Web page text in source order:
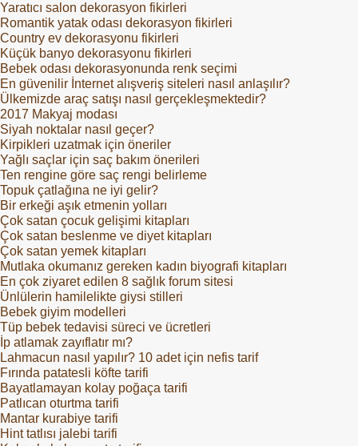
Yaratıcı salon dekorasyon fikirleri
Romantik yatak odası dekorasyon fikirleri
Country ev dekorasyonu fikirleri
Küçük banyo dekorasyonu fikirleri
Bebek odası dekorasyonunda renk seçimi
En güvenilir İnternet alışveriş siteleri nasıl anlaşılır?
Ülkemizde araç satışı nasıl gerçekleşmektedir?
2017 Makyaj modası
Siyah noktalar nasıl geçer?
Kirpikleri uzatmak için öneriler
Yağlı saçlar için saç bakım önerileri
Ten rengine göre saç rengi belirleme
Topuk çatlağına ne iyi gelir?
Bir erkeği aşık etmenin yolları
Çok satan çocuk gelişimi kitapları
Çok satan beslenme ve diyet kitapları
Çok satan yemek kitapları
Mutlaka okumanız gereken kadın biyografi kitapları
En çok ziyaret edilen 8 sağlık forum sitesi
Ünlülerin hamilelikte giysi stilleri
Bebek giyim modelleri
Tüp bebek tedavisi süreci ve ücretleri
İp atlamak zayıflatır mı?
Lahmacun nasıl yapılır? 10 adet için nefis tarif
Fırında patatesli köfte tarifi
Bayatlamayan kolay poğaça tarifi
Patlıcan oturtma tarifi
Mantar kurabiye tarifi
Hint tatlısı jalebi tarifi